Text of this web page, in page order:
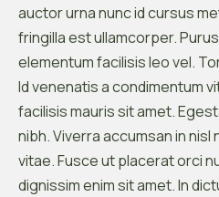
auctor urna nunc id cursus
fringilla est ullamcorper.
elementum facilisis leo vel.
Id venenatis a condimentum
facilisis mauris sit amet.
nibh. Viverra accumsan in
vitae. Fusce ut placerat orci
dignissim enim sit amet. In